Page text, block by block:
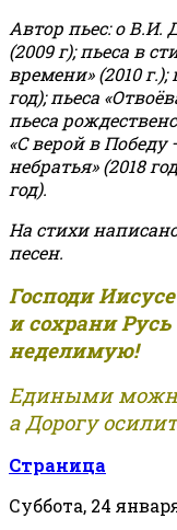
Автор пьес: о В.И.
(2009 г); пьеса в
времени» (2010
год); пьеса
пьеса
«С верой в Победу
небратья» (2018
год).
На стихи
песен.
Господи
и сохрани
неделимую!
Едиными
а Дорогу
Страница
Суббота, 24